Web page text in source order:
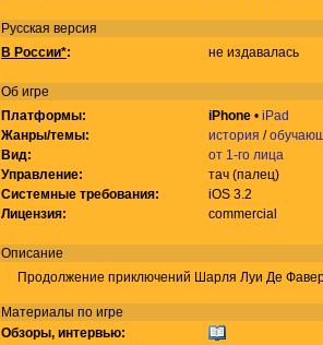
Русская версия
В России*: не издавалась
Об игре
Платформы:
iPhone • iPad
Жанры/темы:
история /
Вид:
от 1-го лица
Управление:
тач (палец)
Системные требования:
iOS 3.2
Лицензия:
commercial
Описание
Продолжение приключений Шарля Луи Де
Материалы по игре
Обзоры, интервью: